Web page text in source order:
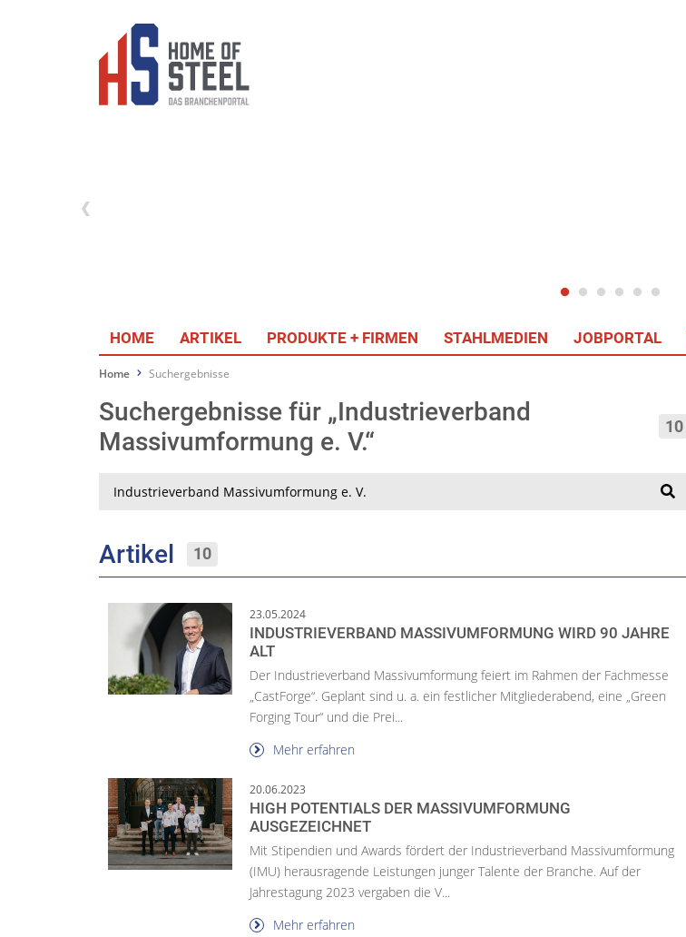
HOME ARTIKEL PRODUKTE + FIRMEN STAHLMEDIEN JOBPORTAL
Home Suchergebnisse
Suchergebnisse für „Industrieverband
Massivumformung e. V.“
10
Artikel 10
23.05.2024
INDUSTRIEVERBAND MASSIVUMFORMUNG WIRD 90 JAHRE
ALT
Der Industrieverband Massivumformung feiert im Rahmen der Fachmesse
„CastForge“. Geplant sind u. a. ein festlicher Mitgliederabend, eine „Green
Forging Tour“ und die Prei...
Mehr erfahren
20.06.2023
HIGH POTENTIALS DER MASSIVUMFORMUNG
AUSGEZEICHNET
Mit Stipendien und Awards fördert der Industrieverband Massivumformung
(IMU) herausragende Leistungen junger Talente der Branche. Auf der
Jahrestagung 2023 vergaben die V...
Mehr erfahren